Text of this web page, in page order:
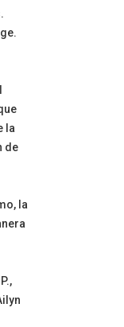
la
de
la